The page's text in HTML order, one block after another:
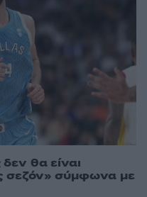
θα είναι
σεζόν» σύμφωνα με